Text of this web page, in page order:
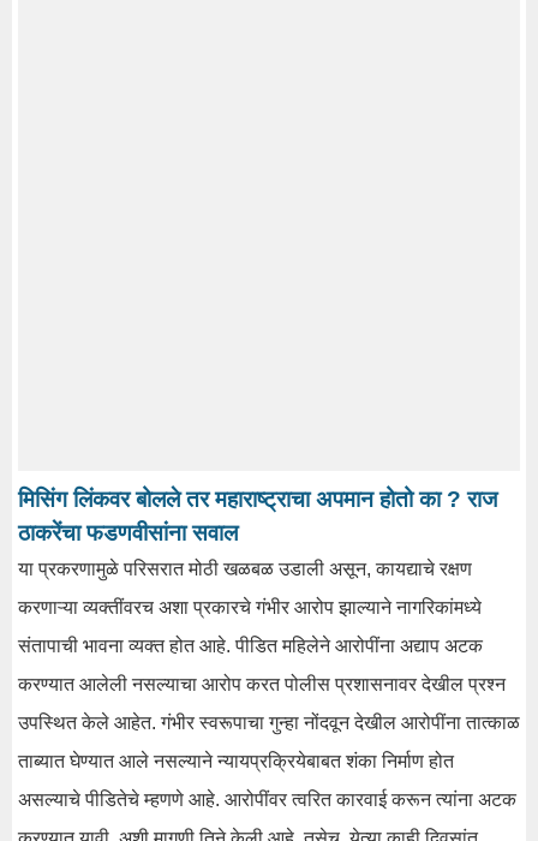
मिसिंग लिंकवर बोलले तर महाराष्ट्राचा अपमान होतो का ? राज
ठाकरेंचा फडणवीसांना सवाल
या प्रकरणामुळे परिसरात मोठी खळबळ उडाली असून, कायद्याचे रक्षण
करणाऱ्या व्यक्तींवरच अशा प्रकारचे गंभीर आरोप झाल्याने नागरिकांमध्ये
संतापाची भावना व्यक्त होत आहे. पीडित महिलेने आरोपींना अद्याप अटक
करण्यात आलेली नसल्याचा आरोप करत पोलीस प्रशासनावर देखील प्रश्न
उपस्थित केले आहेत. गंभीर स्वरूपाचा गुन्हा नोंदवून देखील आरोपींना तात्काळ
ताब्यात घेण्यात आले नसल्याने न्यायप्रक्रियेबाबत शंका निर्माण होत
असल्याचे पीडितेचे म्हणणे आहे. आरोपींवर त्वरित कारवाई करून त्यांना अटक